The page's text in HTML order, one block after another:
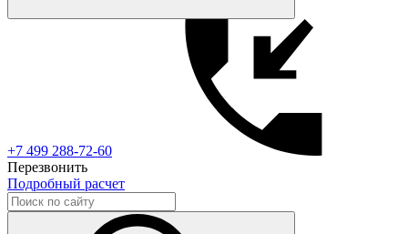
+7 499 288-72-60
Перезвонить
Подробный расчет